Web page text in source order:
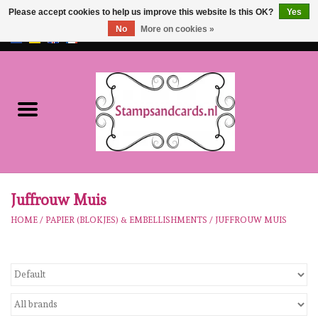
/GBP
NEW!!
workshops
Our Brands
Juffrouw Muis
HOME / PAPIER (BLOKJES) & EMBELLISHMENTS / JUFFROUW MUIS
Please accept cookies to help us improve this website Is this OK?
Yes
No
More on cookies »